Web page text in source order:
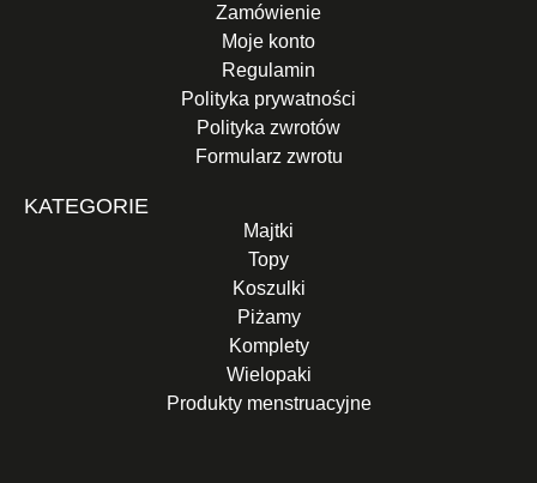
Zamówienie
Moje konto
Regulamin
Polityka prywatności
Polityka zwrotów
Formularz zwrotu
KATEGORIE
Majtki
Topy
Koszulki
Piżamy
Komplety
Wielopaki
Produkty menstruacyjne